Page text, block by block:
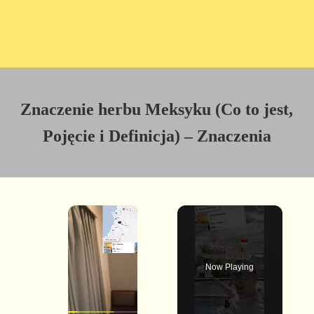
Znaczenie herbu Meksyku (Co to jest,
Pojęcie i Definicja) – Znaczenia
×
Now Playing